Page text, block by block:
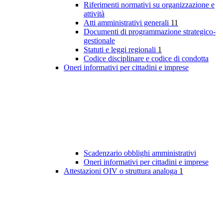
Riferimenti normativi su organizzazione e
attività
Atti amministrativi generali 11
Documenti di programmazione strategico-
gestionale
Statuti e leggi regionali 1
Codice disciplinare e codice di condotta
Oneri informativi per cittadini e imprese
Scadenzario obblighi amministrativi
Oneri informativi per cittadini e imprese
Attestazioni OIV o struttura analoga 1